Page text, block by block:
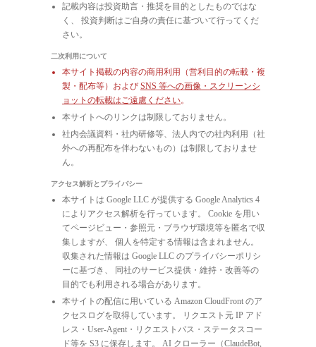
記載内容は投資助言・推奨を目的としたものではな
く、 投資判断はご自身の責任に基づいて行ってくだ
さい。
二次利用について
本サイト掲載の内容の商用利用（営利目的の転載・複
製・配布等）および SNS 等への画像・スクリーンシ
ョットの転載はご遠慮ください。
本サイトへのリンクは制限しておりません。
社内会議資料・社内研修等、法人内での社内利用（社
外への再配布を伴わないもの）は制限しておりませ
ん。
アクセス解析とプライバシー
本サイトは Google LLC が提供する Google Analytics 4
によりアクセス解析を行っています。 Cookie を用い
てページビュー・参照元・ブラウザ環境等を匿名で収
集しますが、 個人を特定する情報は含まれません。
収集された情報は Google LLC のプライバシーポリシ
ーに基づき、 同社のサービス提供・維持・改善等の
目的でも利用される場合があります。
本サイトの配信に用いている Amazon CloudFront のア
クセスログを取得しています。 リクエスト元 IP アド
レス・User-Agent・リクエストパス・ステータスコー
ド等を S3 に保存します。 AI クローラー（ClaudeBot,